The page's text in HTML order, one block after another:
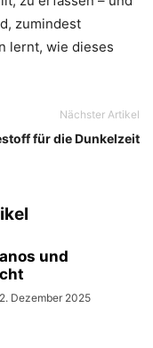
zumindest
lernt, wie dieses
Nächster Artikel
für die Dunkelzeit
und
Dezember 2025